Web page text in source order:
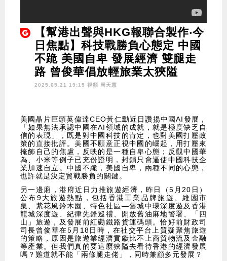
【幫港出聲與HKG報聯合製作‧今
日焦點】科技戰勝負心態定 中國
不跪 美國自卑 發展經濟 雙腿走
路 曾俊華倡放輕旅業太狹隘
2025.05.21 19:15 視頻 周天慧
美國晶片巨頭英偉達CEO黃仁勳近日讚揚中國AI發展，
「如果無法承認中國在AI領域的成就，就是極度缺乏自
信的表現」，既是對中國科技的肯定，也對美國打壓政
策的直接批評。美國不願意正視中國的崛起，用打壓來
掩飾自己的焦慮，反映的是一種自卑心態；反觀中國華
為、小米等例子已充份證明，封鎖只會逼使中國科技企
業加速自立。中國不跪，美國自卑，兩種不同的心態，
也許就是決定貿戰勝負的關鍵。
另一邊廂，港府近日力推旅遊經濟，昨日（5月20日）
公布9大旅遊熱點，包括香港工業品牌旅遊、維園市
集、紫花風鈴木園、特色社區—舊城中環深度遊及香港
龍城深度遊、紀律先鋒巡禮、開放舊油麻地警署、「四
山」旅遊，及發展前紅磡鐵路貨運碼頭。恰好前財政司
司長曾俊華在5月18日時，在社交平台上質疑聚焦旅遊
的策略，原因是旅遊業經濟貢獻比不上商貿物流及金融
等產業。但我們真的要這麼狹隘去看待香港的經濟發展
嗎？難道就不能「兩條腿走佬」，同時兼顧多元發展？